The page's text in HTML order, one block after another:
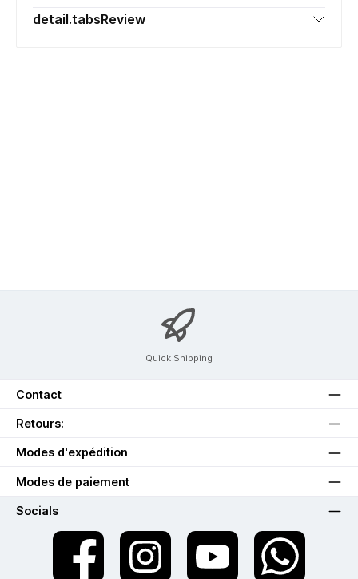
detail.tabsReview
Quick Shipping
Contact
Retours:
Modes d'expédition
Modes de paiement
Socials
twt.widget.communities.facebook.name
twt.widget.communities.instagram.name